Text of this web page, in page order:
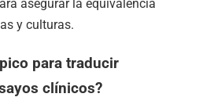
asegurar la equivalencia
y culturas.
para traducir
clínicos?